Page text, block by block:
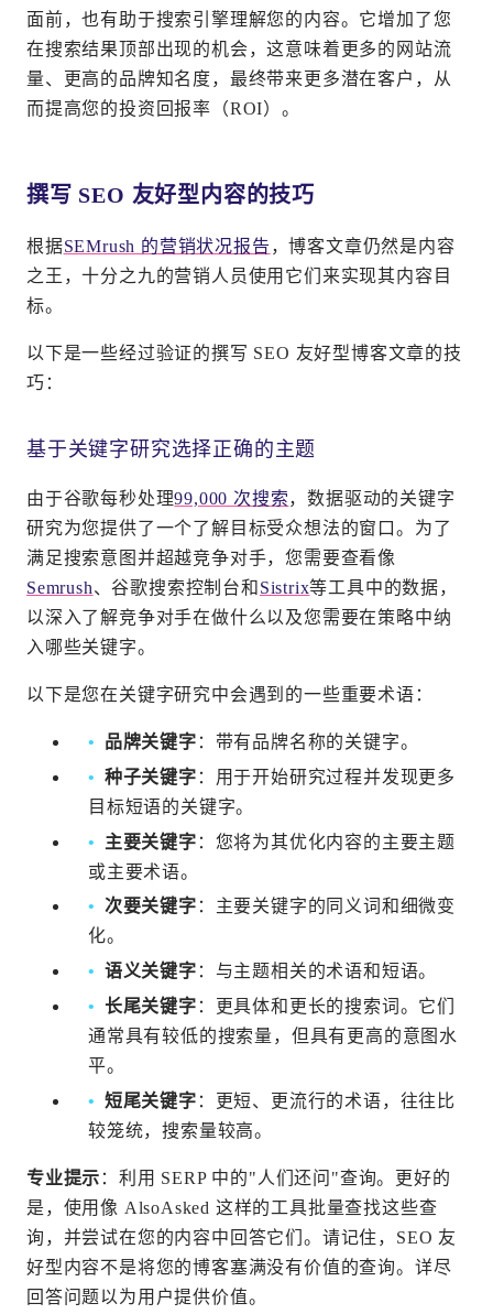
面前，也有助于搜索引擎理解您的内容。它增加了您
在搜索结果顶部出现的机会，这意味着更多的网站流
量、更高的品牌知名度，最终带来更多潜在客户，从
而提高您的投资回报率（ROI）。
撰写 SEO 友好型内容的技巧
根据SEMrush 的营销状况报告 ，博客文章仍然是内容
之王，十分之九的营销人员使用它们来实现其内容目
标。
以下是一些经过验证的撰写 SEO 友好型博客文章的技
巧：
基于关键字研究选择正确的主题
由于谷歌每秒处理99,000 次搜索，数据驱动的关键字
研究为您提供了一个了解目标受众想法的窗口。为了
满足搜索意图并超越竞争对手，您需要查看像
Semrush、谷歌搜索控制台和 Sistrix等工具中的数据，
以深入了解竞争对手在做什么以及您需要在策略中纳
入哪些关键字。
以下是您在关键字研究中会遇到的一些重要术语：
品牌关键字 ：带有品牌名称的关键字。
种子关键字 ：用于开始研究过程并发现更多
目标短语的关键字。
主要关键字 ：您将为其优化内容的主要主题
或主要术语。
次要关键字 ：主要关键字的同义词和细微变
化。
语义关键字 ：与主题相关的术语和短语。
长尾关键字 ：更具体和更长的搜索词。它们
通常具有较低的搜索量，但具有更高的意图水
平。
短尾关键字 ：更短、更流行的术语，往往比
较笼统，搜索量较高。
专业提示 ：利用 SERP 中的"人们还问"查询。更好的
是，使用像 AlsoAsked 这样的工具批量查找这些查
询，并尝试在您的内容中回答它们。请记住，SEO 友
好型内容不是将您的博客塞满没有价值的查询。详尽
回答问题以为用户提供价值。